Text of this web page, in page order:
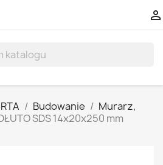

Budowanie
Murarz,
SDS 14x20x250 mm